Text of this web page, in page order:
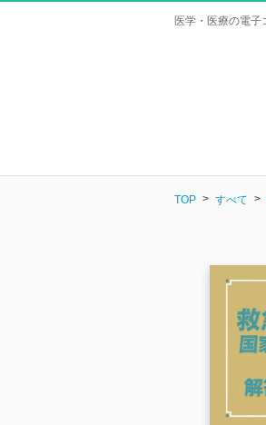
医学・医療の電子
TOP すべて